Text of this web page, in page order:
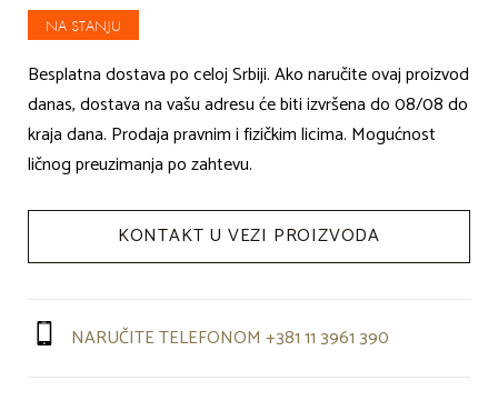
NA STANJU
Besplatna dostava po celoj Srbiji. Ako naručite ovaj proizvod
danas, dostava na vašu adresu će biti izvršena do 08/08 do
kraja dana. Prodaja pravnim i fizičkim licima. Mogućnost
ličnog preuzimanja po zahtevu.
KONTAKT U VEZI PROIZVODA
NARUČITE TELEFONOM +381 11 3961 390